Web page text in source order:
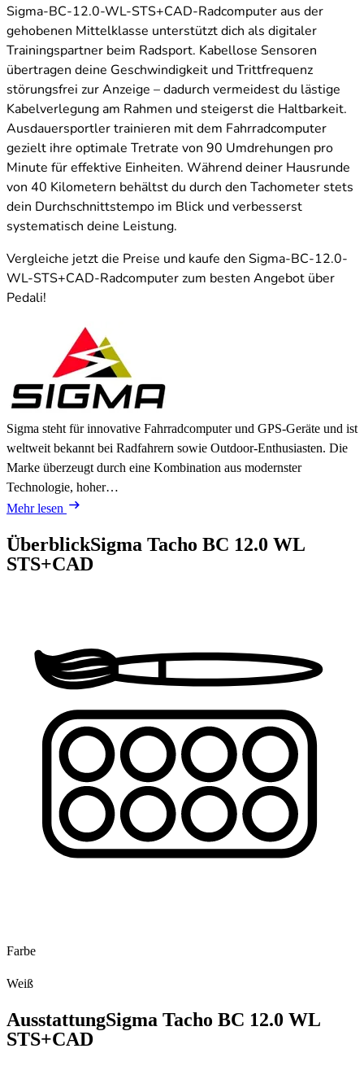
Sigma-BC-12.0-WL-STS+CAD-Radcomputer aus der
gehobenen Mittelklasse unterstützt dich als digitaler
Trainingspartner beim Radsport. Kabellose Sensoren
übertragen deine Geschwindigkeit und Trittfrequenz
störungsfrei zur Anzeige – dadurch vermeidest du lästige
Kabelverlegung am Rahmen und steigerst die Haltbarkeit.
Ausdauersportler trainieren mit dem Fahrradcomputer
gezielt ihre optimale Tretrate von 90 Umdrehungen pro
Minute für effektive Einheiten. Während deiner Hausrunde
von 40 Kilometern behältst du durch den Tachometer stets
dein Durchschnittstempo im Blick und verbesserst
systematisch deine Leistung.
Vergleiche jetzt die Preise und kaufe den Sigma-BC-12.0-
WL-STS+CAD-Radcomputer zum besten Angebot über
Pedali!
Sigma steht für innovative Fahrradcomputer und GPS-Geräte und ist
weltweit bekannt bei Radfahrern sowie Outdoor-Enthusiasten. Die
Marke überzeugt durch eine Kombination aus modernster
Technologie, hoher…
Mehr lesen
ÜberblickSigma Tacho BC 12.0 WL
STS+CAD
Farbe
Weiß
AusstattungSigma Tacho BC 12.0 WL
STS+CAD